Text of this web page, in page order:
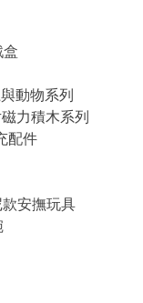
動物系列
力積木系列
配件
安撫玩具